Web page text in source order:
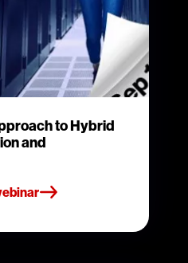
to Hybrid
and